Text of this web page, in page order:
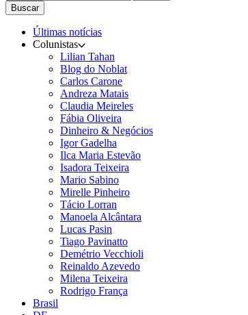
Buscar
Últimas notícias
Colunistas
Lilian Tahan
Blog do Noblat
Carlos Carone
Andreza Matais
Claudia Meireles
Fábia Oliveira
Dinheiro & Negócios
Igor Gadelha
Ilca Maria Estevão
Isadora Teixeira
Mario Sabino
Mirelle Pinheiro
Tácio Lorran
Manoela Alcântara
Lucas Pasin
Tiago Pavinatto
Demétrio Vecchioli
Reinaldo Azevedo
Milena Teixeira
Rodrigo França
Brasil